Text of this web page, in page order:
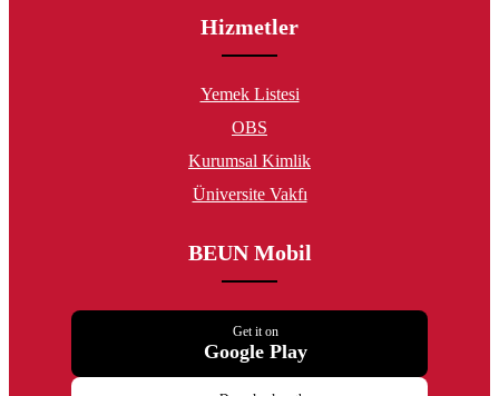
Hizmetler
Yemek Listesi
OBS
Kurumsal Kimlik
Üniversite Vakfı
BEUN Mobil
Get it on
Google Play